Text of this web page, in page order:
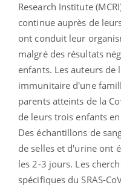
Research Institute
continue auprès de
ont conduit leur
malgré des résultats
enfants. Les auteurs de
immunitaire d'une
parents atteints de la
de leurs trois enfants
Des échantillons de
de selles et d'urine ont
les 2-3 jours. Les
spécifiques du SRAS-